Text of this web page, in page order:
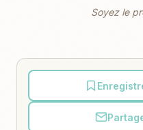
Soyez le